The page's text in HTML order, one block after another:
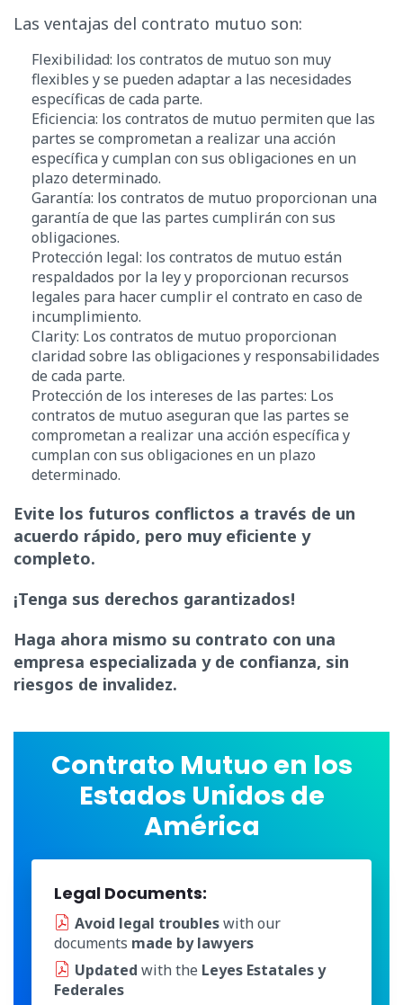
Las ventajas del contrato mutuo son:
Flexibilidad: los contratos de mutuo son muy
flexibles y se pueden adaptar a las necesidades
específicas de cada parte.
Eficiencia: los contratos de mutuo permiten que las
partes se comprometan a realizar una acción
específica y cumplan con sus obligaciones en un
plazo determinado.
Garantía: los contratos de mutuo proporcionan una
garantía de que las partes cumplirán con sus
obligaciones.
Protección legal: los contratos de mutuo están
respaldados por la ley y proporcionan recursos
legales para hacer cumplir el contrato en caso de
incumplimiento.
Clarity: Los contratos de mutuo proporcionan
claridad sobre las obligaciones y responsabilidades
de cada parte.
Protección de los intereses de las partes: Los
contratos de mutuo aseguran que las partes se
comprometan a realizar una acción específica y
cumplan con sus obligaciones en un plazo
determinado.
Evite los futuros conflictos a través de un
acuerdo rápido, pero muy eficiente y
completo.
¡Tenga sus derechos garantizados!
Haga ahora mismo su contrato con una
empresa especializada y de confianza, sin
riesgos de invalidez.
Contrato Mutuo en los
Estados Unidos de
América
Legal Documents:
Avoid legal troubleswith our
documents made by lawyers
Updated with the Leyes Estatales y
Federales